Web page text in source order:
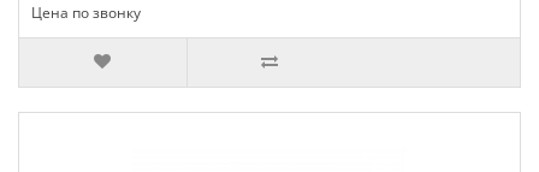
Цена по звонку